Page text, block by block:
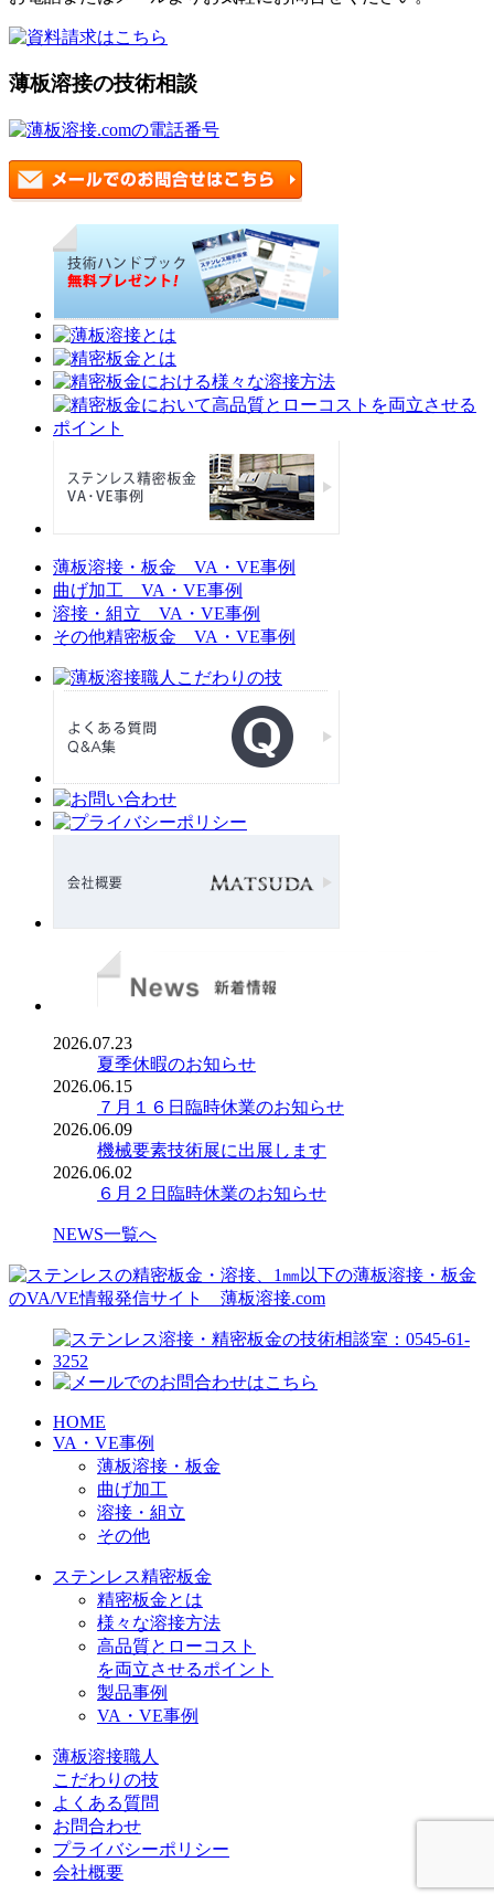
薄板溶接の技術相談
薄板溶接・板金 VA・VE事例
曲げ加工 VA・VE事例
溶接・組立 VA・VE事例
その他精密板金 VA・VE事例
2026.07.23
夏季休暇のお知らせ
2026.06.15
７月１６日臨時休業のお知らせ
2026.06.09
機械要素技術展に出展します
2026.06.02
６月２日臨時休業のお知らせ
NEWS一覧へ
HOME
VA・VE事例
薄板溶接・板金
曲げ加工
溶接・組立
その他
ステンレス精密板金
精密板金とは
様々な溶接方法
高品質とローコスト
を両立させるポイント
製品事例
VA・VE事例
薄板溶接職人
こだわりの技
よくある質問
お問合わせ
プライバシーポリシー
会社概要